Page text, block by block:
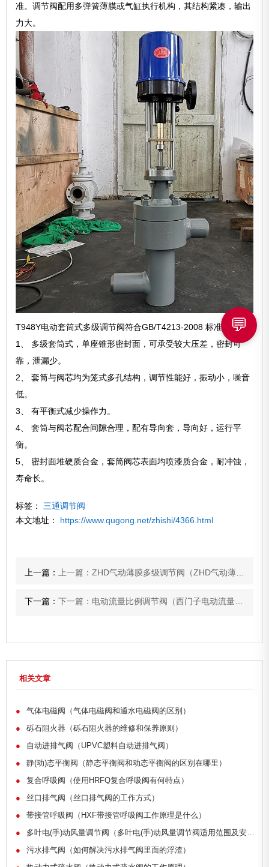
准。调节阀配用多弹簧薄膜或气缸执行机构，其结构紧凑，输出
力大。
T948Y电动套筒式多级调节阀符合GB/T4213-2008 标准。
1、 多级套筒式，单座锥形密封面，可承受较大压差，密封可
靠，泄漏少。
2、 套筒与阀芯均为笼式多孔结构，调节性能好，振动小，噪音
低。
3、 有平衡式减少操作力。
4、 套筒与阀芯配合间隙合理，配有导向套，导向好，运行平
衡。
5、 密封面堆硬质合金，套筒阀芯表面均喷漆质合金，耐冲蚀，
寿命长。
标签： 三通调节阀
本文地址： https://www.qugong.net/zhishi/4366.html
上一篇： 上一篇：ZHD气动薄膜多级调节阀（ZHD气动薄膜多级调节阀设计特点及应用）
下一篇：下一篇：电动流量比例调节阀（西门子电动流量比例调节阀适用范围）
相关文章
●
气体电磁阀（气体电磁阀和通水电磁阀的区别）
●
砾石阻火器（砾石阻火器的维修和保养原则）
●
自动进排气阀（UPVC塑料自动进排气阀）
●
静(动)态平衡阀（静态平衡阀和动态平衡阀的区别在哪里）
●
复合呼吸阀（使用HRFQ复合呼吸阀有何特点）
●
丝口排气阀（丝口排气阀的工作方式）
●
带接管呼吸阀（HXF带接管呼吸阀工作原理是什么）
●
多叶电(手)动风量调节阀（多叶电(手)动风量调节阀适用范围及安装）
●
污水排气阀（如何解决污水排气阀里面的浮渣）
💬